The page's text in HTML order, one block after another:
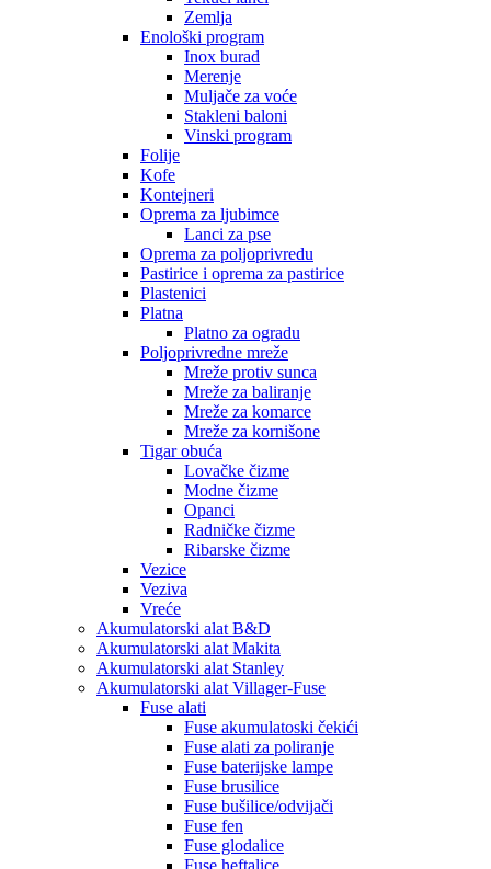
Zemlja
Enološki program
Inox burad
Merenje
Muljače za voće
Stakleni baloni
Vinski program
Folije
Kofe
Kontejneri
Oprema za ljubimce
Lanci za pse
Oprema za poljoprivredu
Pastirice i oprema za pastirice
Plastenici
Platna
Platno za ogradu
Poljoprivredne mreže
Mreže protiv sunca
Mreže za baliranje
Mreže za komarce
Mreže za kornišone
Tigar obuća
Lovačke čizme
Modne čizme
Opanci
Radničke čizme
Ribarske čizme
Vezice
Veziva
Vreće
Akumulatorski alat B&D
Akumulatorski alat Makita
Akumulatorski alat Stanley
Akumulatorski alat Villager-Fuse
Fuse alati
Fuse akumulatoski čekići
Fuse alati za poliranje
Fuse baterijske lampe
Fuse brusilice
Fuse bušilice/odvijači
Fuse fen
Fuse glodalice
Fuse heftalice